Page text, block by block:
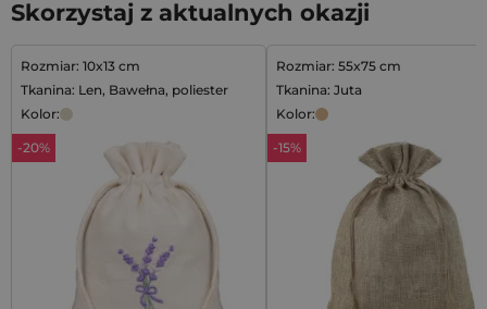
Skorzystaj z aktualnych okazji
Rozmiar: 10x13 cm
Tkanina: Len, Bawełna, poliester
Kolor:
-20%
Rozmiar: 55x75 cm
Tkanina: Juta
Kolor:
-15%